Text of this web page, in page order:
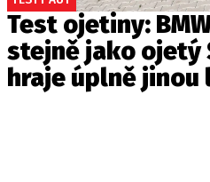
Test ojetiny:
stejně jako ojetý
hraje úplně jinou